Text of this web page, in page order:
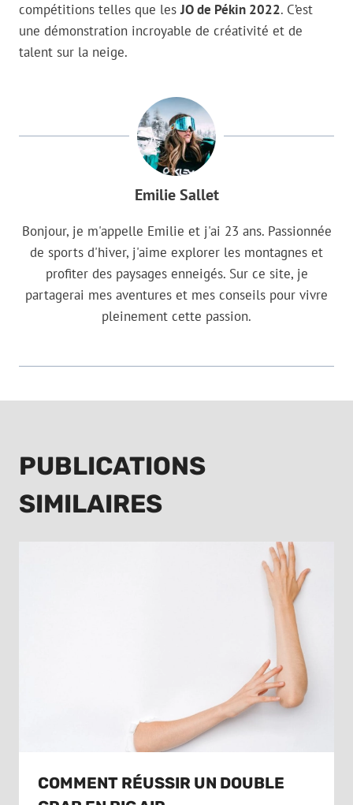
compétitions telles que lesJO de Pékin 2022. C’est
une démonstration incroyable de créativité et de
talent sur la neige.
Emilie Sallet
Bonjour, je m'appelle Emilie et j'ai 23 ans. Passionnée
de sports d'hiver, j'aime explorer les montagnes et
profiter des paysages enneigés. Sur ce site, je
partagerai mes aventures et mes conseils pour vivre
pleinement cette passion.
PUBLICATIONS
SIMILAIRES
COMMENT RÉUSSIR UN DOUBLE